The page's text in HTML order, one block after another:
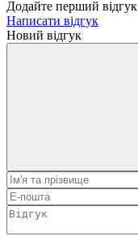
Додайте перший відгук
Написати відгук
Новий відгук